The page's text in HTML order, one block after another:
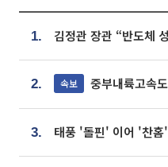
1.
2. 속보 중부내륙고속
3.